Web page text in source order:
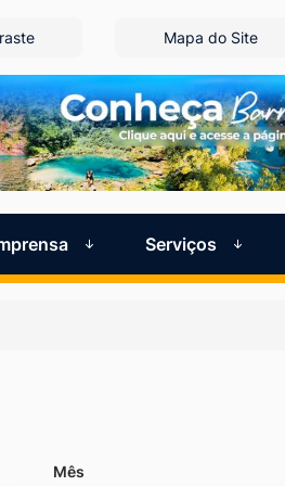
Mapa do Site
Serviços
Mês